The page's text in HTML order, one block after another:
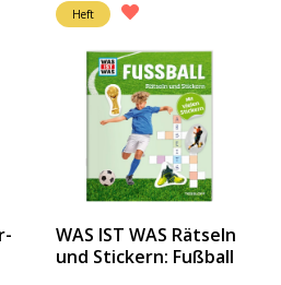
Heft
WAS IST WAS Rätseln
und Stickern: Fußball